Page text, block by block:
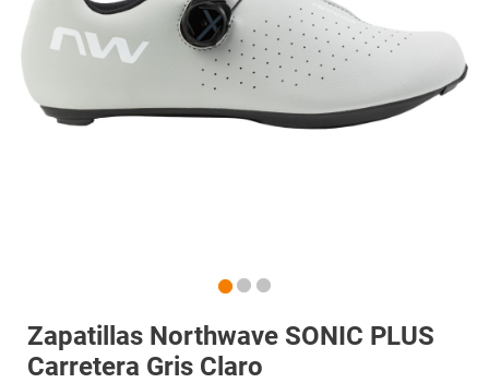
Zapatillas Northwave SONIC PLUS
Carretera Gris Claro